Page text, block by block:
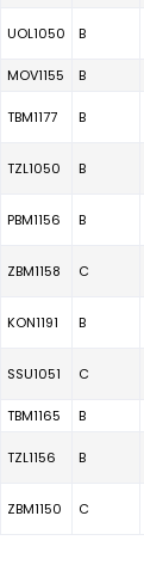
UOL1050 B
MOV1155 B
TBM1177 B
TZL1050 B
PBM1156 B
ZBM1158 C
KON1191 B
SSU1051 C
TBM1165 B
TZL1156 B
ZBM1150 C